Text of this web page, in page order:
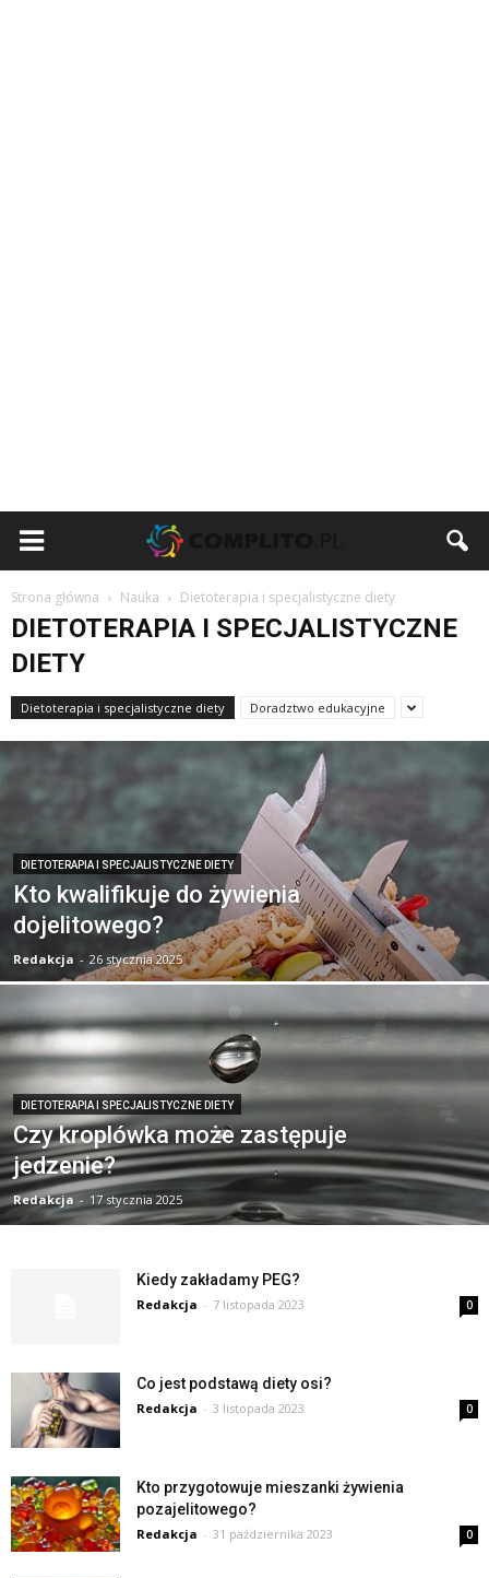
Strona główna Nauka Dietoterapia i specjalistyczne diety
DIETOTERAPIA I SPECJALISTYCZNE
DIETY
Dietoterapia i specjalistyczne diety Doradztwo edukacyjne
DIETOTERAPIA I SPECJALISTYCZNE DIETY
Kto kwalifikuje do żywienia
dojelitowego?
Redakcja - 26 stycznia 2025
DIETOTERAPIA I SPECJALISTYCZNE DIETY
Czy kroplówka może zastępuje
jedzenie?
Redakcja - 17 stycznia 2025
Kiedy zakładamy PEG?
Redakcja - 7 listopada 2023 0
Co jest podstawą diety osi?
Redakcja - 3 listopada 2023 0
Kto przygotowuje mieszanki żywienia
pozajelitowego?
Redakcja - 31 października 2023 0